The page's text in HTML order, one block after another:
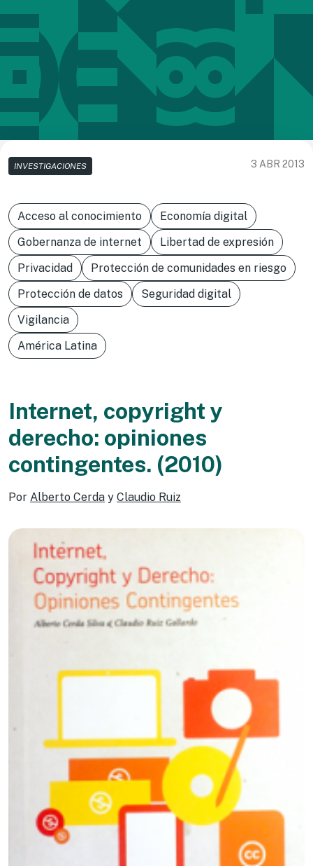
INVESTIGACIONES 3 ABR 2013
Acceso al conocimiento
Economía digital
Gobernanza de internet
Libertad de expresión
Privacidad
Protección de comunidades en riesgo
Protección de datos
Seguridad digital
Vigilancia
América Latina
Internet, copyright y
derecho: opiniones
contingentes. (2010)
Por Alberto Cerda y Claudio Ruiz